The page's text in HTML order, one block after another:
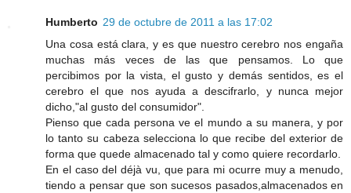
Humberto 29 de octubre de 2011 a las 17:02
Una cosa está clara, y es que nuestro cerebro nos engaña
muchas más veces de las que pensamos. Lo que
percibimos por la vista, el gusto y demás sentidos, es el
cerebro el que nos ayuda a descifrarlo, y nunca mejor
dicho,"al gusto del consumidor".
Pienso que cada persona ve el mundo a su manera, y por
lo tanto su cabeza selecciona lo que recibe del exterior de
forma que quede almacenado tal y como quiere recordarlo.
En el caso del déjà vu, que para mi ocurre muy a menudo,
tiendo a pensar que son sucesos pasados,almacenados en